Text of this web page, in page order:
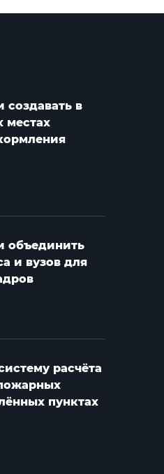
создавать в
местах
объединить
и вузов для
расчёта
пунктах